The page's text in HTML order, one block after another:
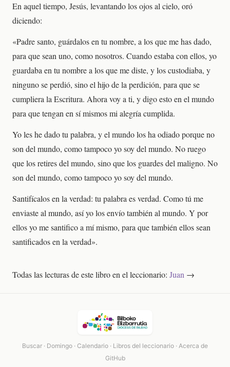
En aquel tiempo, Jesús, levantando los ojos al cielo, oró
diciendo:
«Padre santo, guárdalos en tu nombre, a los que me has dado,
para que sean uno, como nosotros. Cuando estaba con ellos, yo
guardaba en tu nombre a los que me diste, y los custodiaba, y
ninguno se perdió, sino el hijo de la perdición, para que se
cumpliera la Escritura. Ahora voy a ti, y digo esto en el mundo
para que tengan en sí mismos mi alegría cumplida.
Yo les he dado tu palabra, y el mundo los ha odiado porque no
son del mundo, como tampoco yo soy del mundo. No ruego
que los retires del mundo, sino que los guardes del maligno. No
son del mundo, como tampoco yo soy del mundo.
Santifícalos en la verdad: tu palabra es verdad. Como tú me
enviaste al mundo, así yo los envío también al mundo. Y por
ellos yo me santifico a mí mismo, para que también ellos sean
santificados en la verdad».
Todas las lecturas de este libro en el leccionario: Juan →
Buscar · Domingo · Calendario · Libros del leccionario · Acerca de
GitHub